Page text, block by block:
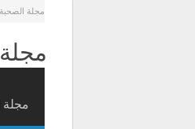
مجلة الصحبة
مجلة